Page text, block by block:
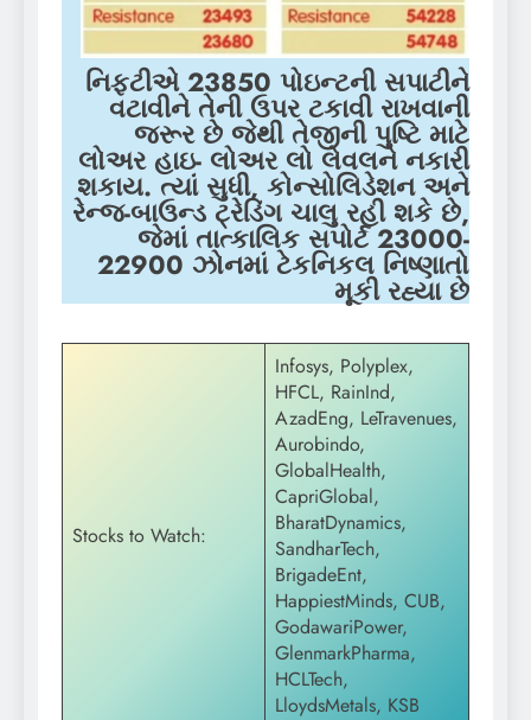
નિફ્ટીએ 23850 પોઇન્ટની સપાટીને
વટાવીને તેની ઉપર ટકાવી રાખવાની
જરૂર છે જેથી તેજીની પુષ્ટિ માટે
લોઅર હાઇ- લોઅર લો લેવલને નકારી
શકાય. ત્યાં સુધી, કોન્સોલિડેશન અને
રેન્જ-બાઉન્ડ ટ્રેડિંગ ચાલુ રહી શકે છે,
જેમાં તાત્કાલિક સપોર્ટ 23000-
22900 ઝોનમાં ટેકનિકલ નિષ્ણાતો
મૂકી રહ્યા છે
Stocks to Watch:
Infosys, Polyplex,
HFCL, RainInd,
AzadEng, LeTravenues,
Aurobindo,
GlobalHealth,
CapriGlobal,
BharatDynamics,
SandharTech,
BrigadeEnt,
HappiestMinds, CUB,
GodawariPower,
GlenmarkPharma,
HCLTech,
LloydsMetals, KSB